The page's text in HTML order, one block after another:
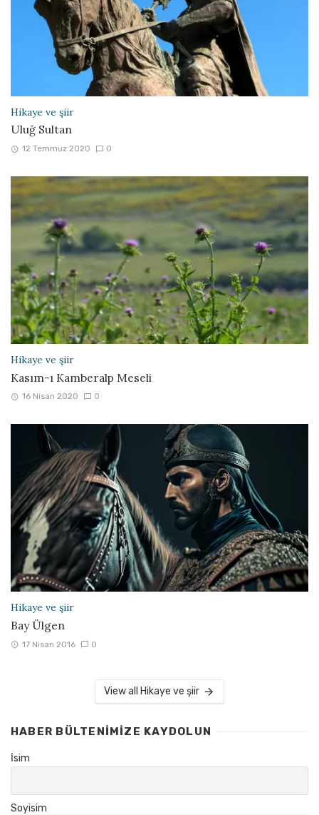
Hikaye ve şiir
Uluğ Sultan
12 Temmuz 2020 0
Hikaye ve şiir
Kasım-ı Kamberalp Meseli
16 Nisan 2020 0
Hikaye ve şiir
Bay Ülgen
17 Nisan 2016 0
View all Hikaye ve şiir
HABER BÜLTENIMIZE KAYDOLUN
İsim
Soyisim